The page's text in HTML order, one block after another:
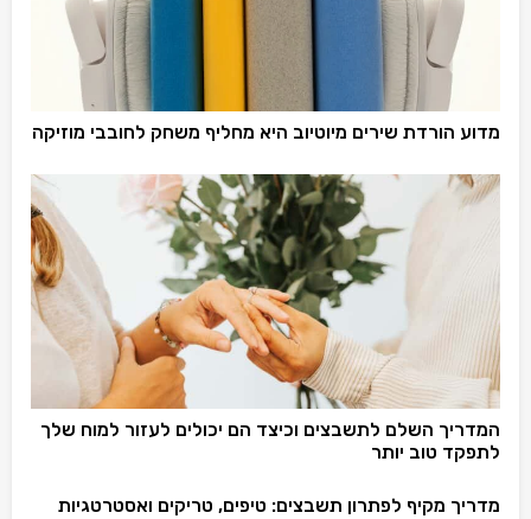
מדוע הורדת שירים מיוטיוב היא מחליף משחק לחובבי מוזיקה
המדריך השלם לתשבצים וכיצד הם יכולים לעזור למוח שלך
לתפקד טוב יותר
מדריך מקיף לפתרון תשבצים: טיפים, טריקים ואסטרטגיות